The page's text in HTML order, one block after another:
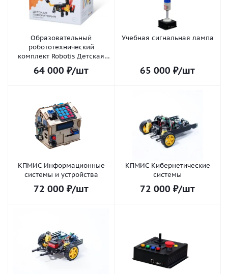
Образовательный
робототехнический
комплект Robotis Детская
лаборатория
64 000 ₽/шт
Учебная сигнальная лампа
65 000 ₽/шт
КПМИС Информационные
системы и устройства
72 000 ₽/шт
КПМИС Кибернетические
системы
72 000 ₽/шт